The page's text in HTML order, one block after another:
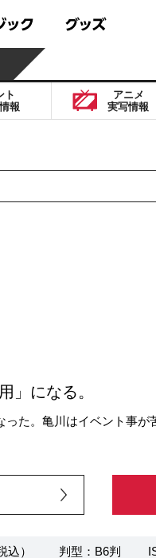
ト
情報
アニメ
実写情報
」になる。
った。亀川はイベント事
税込） 判型：B6判